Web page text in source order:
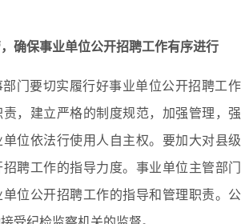
确保事业单位公开招聘工作有序进行
门要切实履行好事业单位公开招聘工作
，建立严格的制度规范，加强管理，强
位依法行使用人自主权。要加大对县级
聘工作的指导力度。事业单位主管部门
位公开招聘工作的指导和管理职责。公